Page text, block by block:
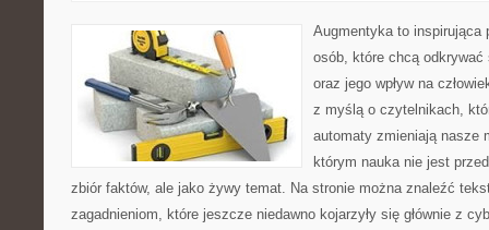
Augmentyka to inspirująca
osób, które chcą odkrywać
oraz jego wpływ na
z myślą o czytelnikach,
automaty zmieniają nasze
którym nauka nie jest
zbiór faktów, ale jako żywy temat. Na stronie można znaleźć
zagadnieniom, które jeszcze niedawno kojarzyły się głównie z